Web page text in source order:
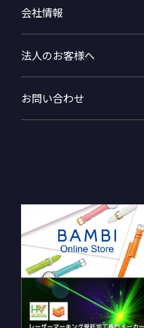
会社情報
法人のお客様へ
お問い合わせ